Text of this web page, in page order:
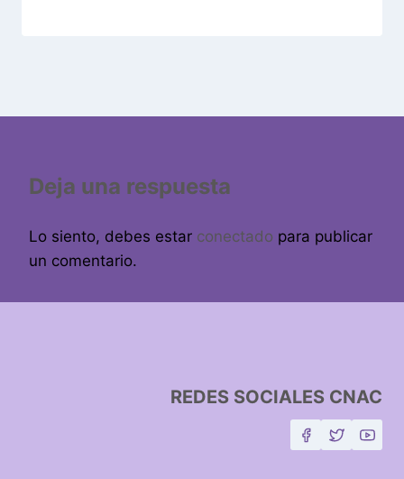
Deja una respuesta
Lo siento, debes estar conectado para publicar
un comentario.
REDES SOCIALES CNAC